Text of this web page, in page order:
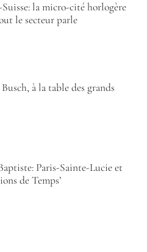
la micro-cité horlogère
le secteur parle
à la table des grands
Paris-Sainte-Lucie et
de Temps’